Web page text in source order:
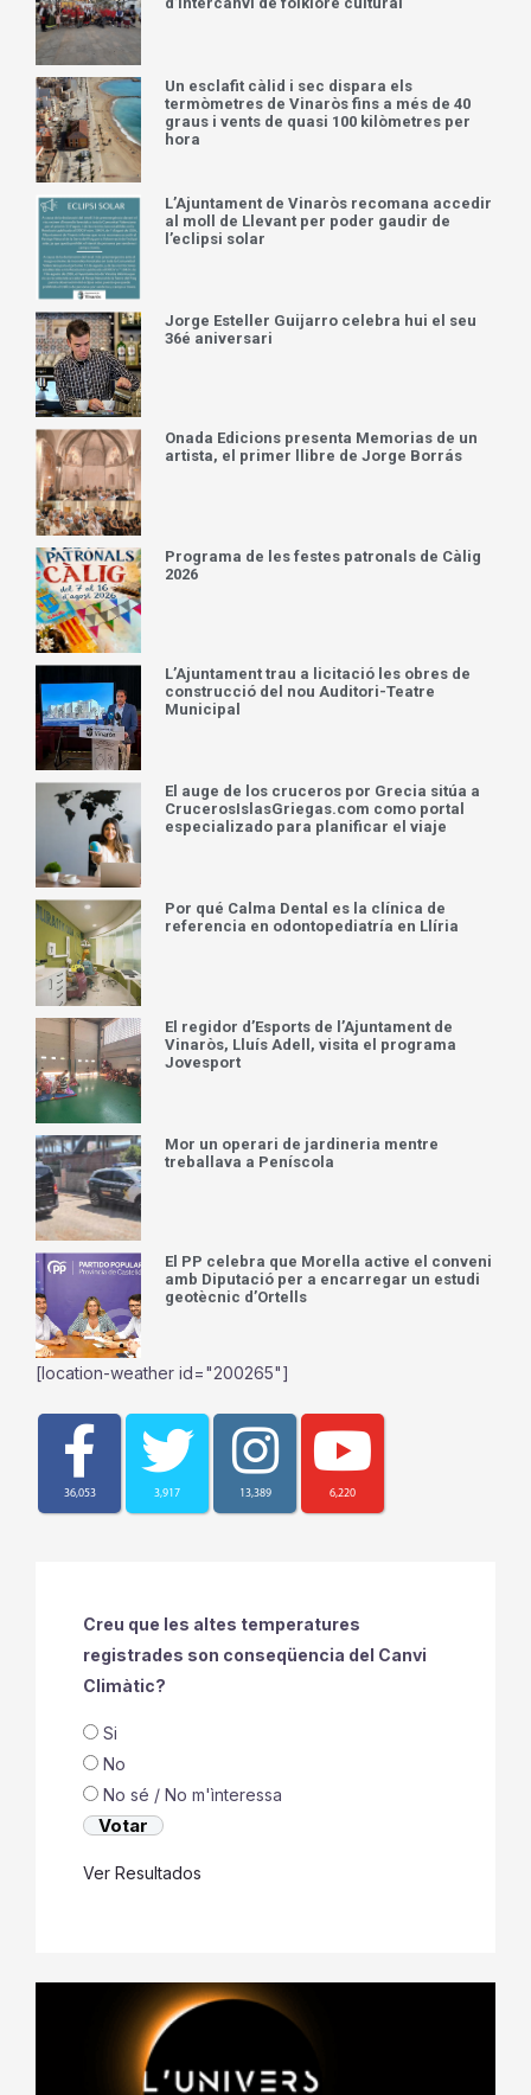
Un esclafit càlid i sec dispara els
termòmetres de Vinaròs fins a més de 40
graus i vents de quasi 100 kilòmetres per
hora
L’Ajuntament de Vinaròs recomana accedir
al moll de Llevant per poder gaudir de
l’eclipsi solar
Jorge Esteller Guijarro celebra hui el seu
36é aniversari
Onada Edicions presenta Memorias de un
artista, el primer llibre de Jorge Borrás
Programa de les festes patronals de Càlig
2026
L’Ajuntament trau a licitació les obres de
construcció del nou Auditori-Teatre
Municipal
El auge de los cruceros por Grecia sitúa a
CrucerosIslasGriegas.com como portal
especializado para planificar el viaje
Por qué Calma Dental es la clínica de
referencia en odontopediatría en Llíria
El regidor d’Esports de l’Ajuntament de
Vinaròs, Lluís Adell, visita el programa
Jovesport
Mor un operari de jardineria mentre
treballava a Peníscola
El PP celebra que Morella active el conveni
amb Diputació per a encarregar un estudi
geotècnic d’Ortells
[location-weather id="200265"]
36,053 3,917 13,389 6,220
Creu que les altes temperatures
registrades son conseqüencia del Canvi
Climàtic?
Si
No
No sé / No m'ìnteressa
Ver Resultados